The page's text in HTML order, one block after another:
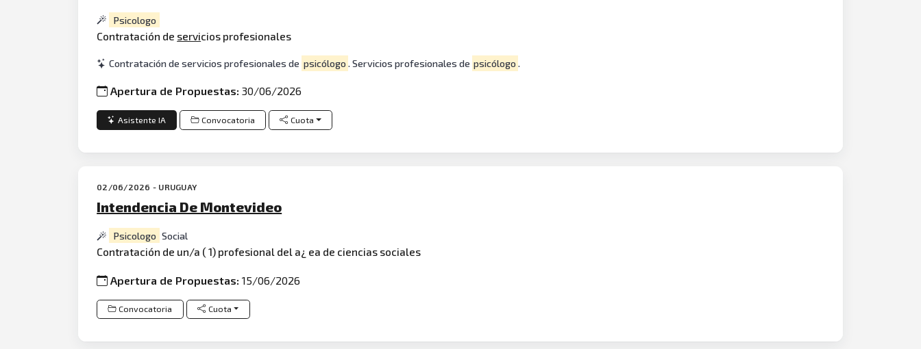
Psicologo
Contratación de servicios profesionales
Contratación de servicios profesionales de psicólogo . Servicios profesionales de psicólogo .
Apertura de Propuestas:30/06/2026
Asistente IA Convocatoria Cuota
02/06/2026 - URUGUAY
Intendencia De Montevideo
Psicologo Social
Contratación de un/a ( 1) profesional del a¿ ea de ciencias sociales
Apertura de Propuestas:15/06/2026
Convocatoria Cuota